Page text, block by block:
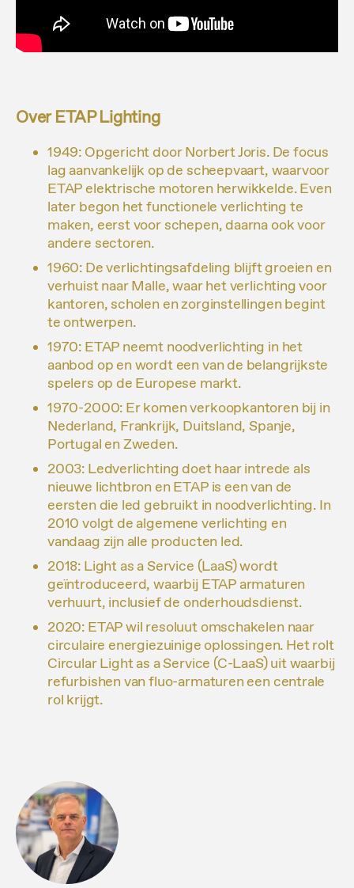
Over ETAP Lighting
1949: Opgericht door Norbert Joris. De focus
lag aanvankelijk op de scheepvaart, waarvoor
ETAP elektrische motoren herwikkelde. Even
later begon het functionele verlichting te
maken, eerst voor schepen, daarna ook voor
andere sectoren.
1960: De verlichtingsafdeling blijft groeien en
verhuist naar Malle, waar het verlichting voor
kantoren, scholen en zorginstellingen begint
te ontwerpen.
1970: ETAP neemt noodverlichting in het
aanbod op en wordt een van de belangrijkste
spelers op de Europese markt.
1970-2000: Er komen verkoopkantoren bij in
Nederland, Frankrijk, Duitsland, Spanje,
Portugal en Zweden.
2003: Ledverlichting doet haar intrede als
nieuwe lichtbron en ETAP is een van de
eersten die led gebruikt in noodverlichting. In
2010 volgt de algemene verlichting en
vandaag zijn alle producten led.
2018: Light as a Service (LaaS) wordt
geïntroduceerd, waarbij ETAP armaturen
verhuurt, inclusief de onderhoudsdienst.
2020: ETAP wil resoluut omschakelen naar
circulaire energiezuinige oplossingen. Het rolt
Circular Light as a Service (C-LaaS) uit waarbij
refurbishen van fluo-armaturen een centrale
rol krijgt.